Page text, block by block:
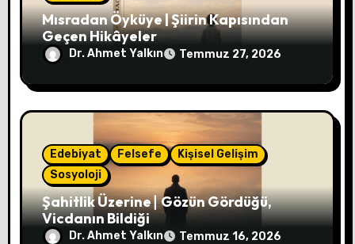
Mısradan Öyküye | Şiirin Kapısından
Geçen Hikâyeler
Dr. Ahmet Yalkın Temmuz 27, 2026
Edebiyat Felsefe
Kişisel Gelişim
Sosyoloji
Şahitlik Üzerine∣ Gözün Gördüğü,
Vicdanın Bildiği
Dr. Ahmet Yalkın Temmuz 16, 2026